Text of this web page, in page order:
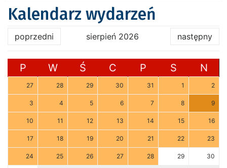
Kalendarz wydarzeń
poprzedni sierpień 2026 następny
P W Ś C P S N
27 28 29 30 31 1 2
3 4 5 6 7 8 9
10 11 12 13 14 15 16
17 18 19 20 21 22 23
24 25 26 27 28 29 30